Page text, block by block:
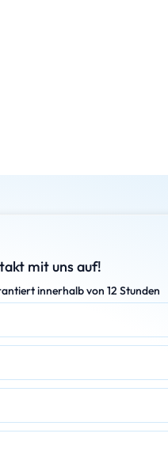
mit uns auf!
innerhalb von 12 Stunden